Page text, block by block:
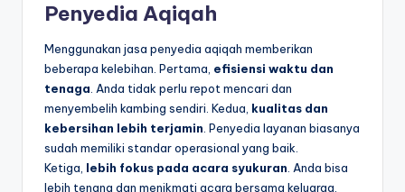
Penyedia Aqiqah
Menggunakan jasa penyedia aqiqah memberikan
beberapa kelebihan. Pertama, efisiensi waktu dan
tenaga . Anda tidak perlu repot mencari dan
menyembelih kambing sendiri. Kedua, kualitas dan
kebersihan lebih terjamin . Penyedia layanan biasanya
sudah memiliki standar operasional yang baik.
Ketiga, lebih fokus pada acara syukuran . Anda bisa
lebih tenang dan menikmati acara bersama keluarga.